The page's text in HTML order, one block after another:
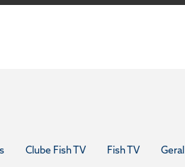
Clube Fish TV Fish TV Geral